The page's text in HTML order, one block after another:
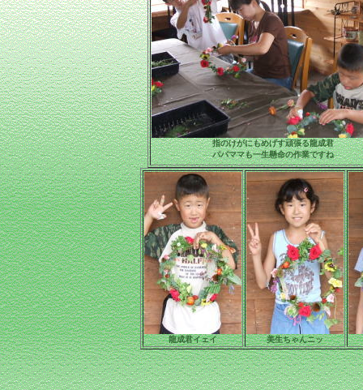
指のけがにもめげす頑張る龍成君
パパママも一生懸命の作業ですね
龍成君イェイ 美生ちゃんニッ